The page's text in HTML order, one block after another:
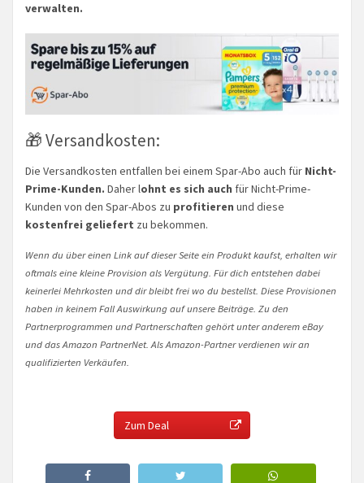
verwalten.
🎁 Versandkosten:
Die Versandkosten entfallen bei einem Spar-Abo auch für Nicht-
Prime-Kunden. Daher lohnt es sich auch für Nicht-Prime-
Kunden von den Spar-Abos zu profitieren und diese
kostenfrei geliefert zu bekommen.
Wenn du über einen Link auf dieser Seite ein Produkt kaufst, erhalten wir
oftmals eine kleine Provision als Vergütung. Für dich entstehen dabei
keinerlei Mehrkosten und dir bleibt frei wo du bestellst. Diese Provisionen
haben in keinem Fall Auswirkung auf unsere Beiträge. Zu den
Partnerprogrammen und Partnerschaften gehört unter anderem eBay
und das Amazon PartnerNet. Als Amazon-Partner verdienen wir an
qualifizierten Verkäufen.
Zum Deal